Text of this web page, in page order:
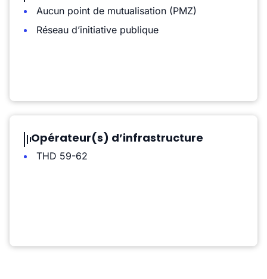
Aucun point de mutualisation (PMZ)
Réseau d’initiative publique
Opérateur(s) d’infrastructure
THD 59-62